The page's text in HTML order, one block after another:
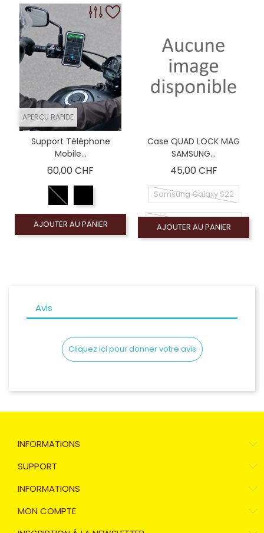
APERÇU RAPIDE
Support Téléphone
Mobile...
60,00 CHF
AJOUTER AU PANIER
Case QUAD LOCK MAG
SAMSUNG...
45,00 CHFPrix
Samsung Galaxy S22
Samsung Galaxy S22+
AJOUTER AU PANIER
Avis
Cliquez ici pour donner votre avis
INFORMATIONS
SUPPORT
INFORMATIONS
MON COMPTE